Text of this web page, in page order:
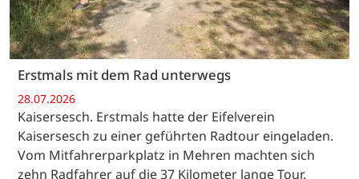
Erstmals mit dem Rad unterwegs
28.07.2026
Kaisersesch. Erstmals hatte der Eifelverein
Kaisersesch zu einer geführten Radtour eingeladen.
Vom Mitfahrerparkplatz in Mehren machten sich
zehn Radfahrer auf die 37 Kilometer lange Tour.